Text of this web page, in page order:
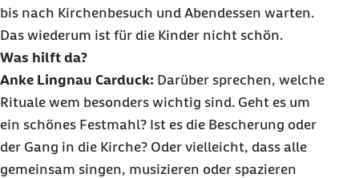
bis nach Kirchenbesuch und Abendessen warten.
Das wiederum ist für die Kinder nicht schön.
Was hilft da?
Anke Lingnau Carduck: Darüber sprechen, welche
Rituale wem besonders wichtig sind. Geht es um
ein schönes Festmahl? Ist es die Bescherung oder
der Gang in die Kirche? Oder vielleicht, dass alle
gemeinsam singen, musizieren oder spazieren